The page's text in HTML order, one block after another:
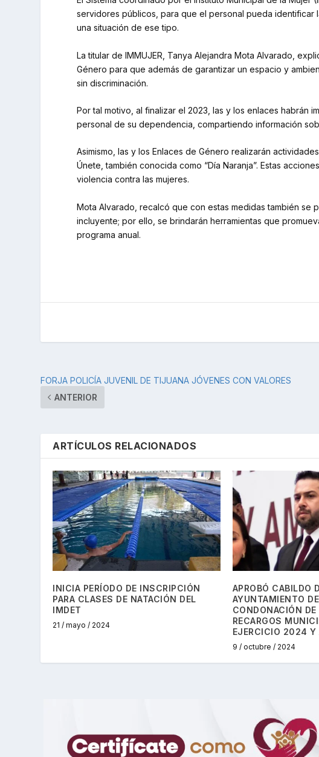
servidores públicos, para que el personal pueda
una situación de ese tipo.
La titular de IMMUJER, Tanya Alejandra Mota Alvarado,
Género para que además de garantizar un espacio y
sin discriminación.
Por tal motivo, al finalizar el 2023, las y los enlaces habrán
personal de su dependencia, compartiendo información
Asimismo, las y los Enlaces de Género realizarán
Únete, también conocida como “Día Naranja”. Estas
violencia contra las mujeres.
Mota Alvarado, recalcó que con estas medidas también
incluyente; por ello, se brindarán herramientas que
programa anual.
FORJA POLICÍA JUVENIL DE TIJUANA JÓVENES CON VALORES
ANTERIOR
ARTÍCULOS RELACIONADOS
INICIA PERÍODO DE INSCRIPCIÓN
PARA CLASES DE NATACIÓN DEL
IMDET
21 / mayo / 2024
APROBÓ CABILDO
AYUNTAMIENTO
CONDONACIÓN
RECARGOS
EJERCICIO 2024 Y
9 / octubre / 2024